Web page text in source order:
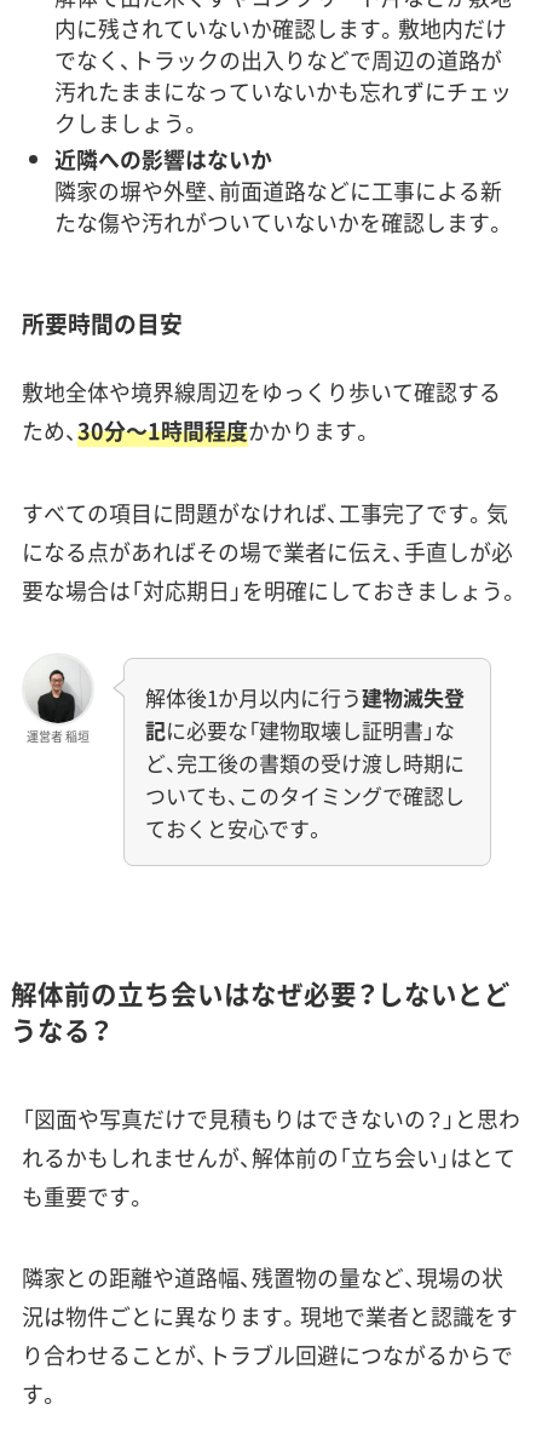
内に残されていないか確認します。敷地内だけ
でなく、トラックの出入りなどで周辺の道路が
汚れたままになっていないかも忘れずにチェッ
クしましょう。
近隣への影響はないか
隣家の塀や外壁、前面道路などに工事による新
たな傷や汚れがついていないかを確認します。
所要時間の目安
敷地全体や境界線周辺をゆっくり歩いて確認する
ため、30分〜1時間程度かかります。
すべての項目に問題がなければ、工事完了です。気
になる点があればその場で業者に伝え、手直しが必
要な場合は「対応期日」を明確にしておきましょう。
運営者 稲垣
解体後1か月以内に行う建物滅失登
記に必要な「建物取壊し証明書」な
ど、完工後の書類の受け渡し時期に
ついても、このタイミングで確認し
ておくと安心です。
解体前の立ち会いはなぜ必要？しないとど
うなる？
「図面や写真だけで見積もりはできないの？」と思わ
れるかもしれませんが、解体前の「立ち会い」はとて
も重要です。
隣家との距離や道路幅、残置物の量など、現場の状
況は物件ごとに異なります。現地で業者と認識をす
り合わせることが、トラブル回避につながるからで
す。